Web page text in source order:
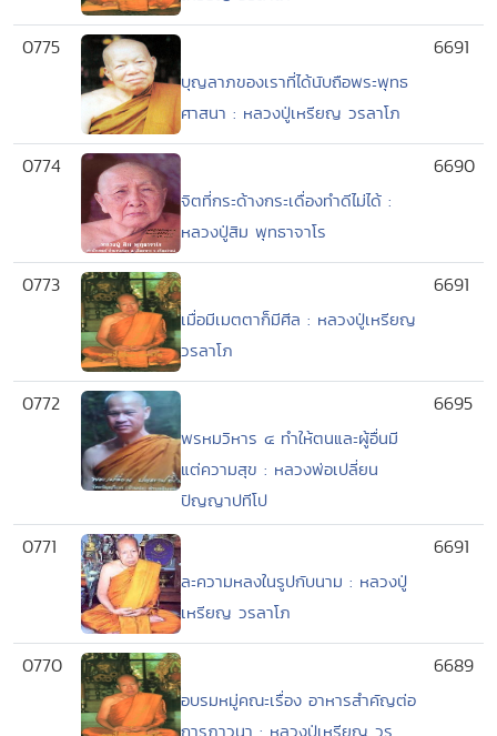
0775
บุญลาภของเราที่ได้นับถือพระพุทธ
ศาสนา : หลวงปู่เหรียญ วรลาโภ
6691
0774
จิตที่กระด้างกระเดื่องทำดีไม่ได้ :
หลวงปู่สิม พุทธาจาโร
6690
0773
เมื่อมีเมตตาก็มีศีล : หลวงปู่เหรียญ
วรลาโภ
6691
0772
พรหมวิหาร ๔ ทำให้ตนและผู้อื่นมี
แต่ความสุข : หลวงพ่อเปลี่ยน
ปัญญาปทีโป
6695
0771
ละความหลงในรูปกับนาม : หลวงปู่
เหรียญ วรลาโภ
6691
0770
อบรมหมู่คณะเรื่อง อาหารสำคัญต่อ
การภาวนา : หลวงปู่เหรียญ วร
6689